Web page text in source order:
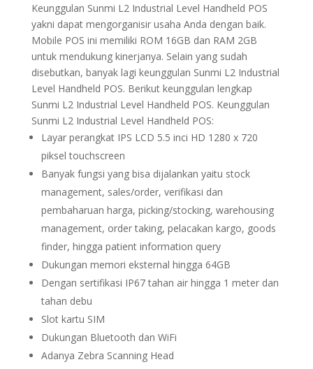
Keunggulan Sunmi L2 Industrial Level Handheld POS
yakni dapat mengorganisir usaha Anda dengan baik.
Mobile POS ini memiliki ROM 16GB dan RAM 2GB
untuk mendukung kinerjanya. Selain yang sudah
disebutkan, banyak lagi keunggulan Sunmi L2 Industrial
Level Handheld POS. Berikut keunggulan lengkap
Sunmi L2 Industrial Level Handheld POS. Keunggulan
Sunmi L2 Industrial Level Handheld POS:
Layar perangkat IPS LCD 5.5 inci HD 1280 x 720
piksel touchscreen
Banyak fungsi yang bisa dijalankan yaitu stock
management, sales/order, verifikasi dan
pembaharuan harga, picking/stocking, warehousing
management, order taking, pelacakan kargo, goods
finder, hingga patient information query
Dukungan memori eksternal hingga 64GB
Dengan sertifikasi IP67 tahan air hingga 1 meter dan
tahan debu
Slot kartu SIM
Dukungan Bluetooth dan WiFi
Adanya Zebra Scanning Head